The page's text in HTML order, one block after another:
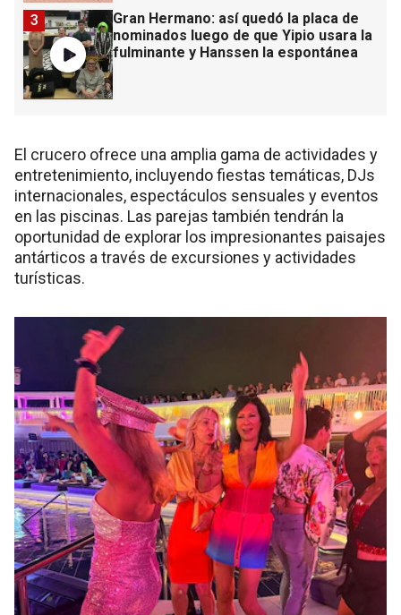
Gran Hermano: así quedó la placa de
nominados luego de que Yipio usara la
fulminante y Hanssen la espontánea
3
El crucero ofrece una amplia gama de actividades y
entretenimiento, incluyendo fiestas temáticas, DJs
internacionales, espectáculos sensuales y eventos
en las piscinas. Las parejas también tendrán la
oportunidad de explorar los impresionantes paisajes
antárticos a través de excursiones y actividades
turísticas.